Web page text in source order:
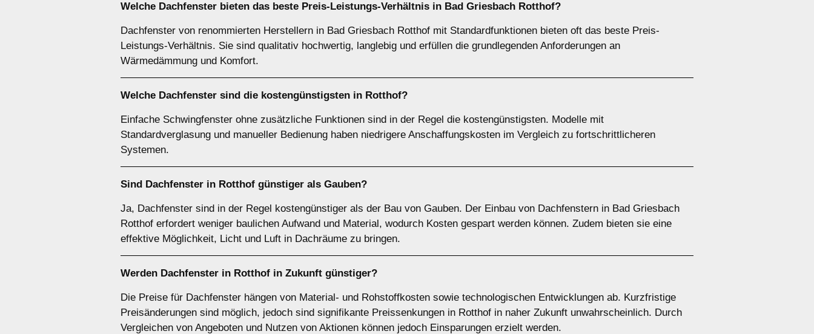
Welche Dachfenster bieten das beste Preis-Leistungs-Verhältnis in Bad Griesbach Rotthof?
Dachfenster von renommierten Herstellern in Bad Griesbach Rotthof mit Standardfunktionen bieten oft das beste Preis-
Leistungs-Verhältnis. Sie sind qualitativ hochwertig, langlebig und erfüllen die grundlegenden Anforderungen an
Wärmedämmung und Komfort.
Welche Dachfenster sind die kostengünstigsten in Rotthof?
Einfache Schwingfenster ohne zusätzliche Funktionen sind in der Regel die kostengünstigsten. Modelle mit
Standardverglasung und manueller Bedienung haben niedrigere Anschaffungskosten im Vergleich zu fortschrittlicheren
Systemen.
Sind Dachfenster in Rotthof günstiger als Gauben?
Ja, Dachfenster sind in der Regel kostengünstiger als der Bau von Gauben. Der Einbau von Dachfenstern in Bad Griesbach
Rotthof erfordert weniger baulichen Aufwand und Material, wodurch Kosten gespart werden können. Zudem bieten sie eine
effektive Möglichkeit, Licht und Luft in Dachräume zu bringen.
Werden Dachfenster in Rotthof in Zukunft günstiger?
Die Preise für Dachfenster hängen von Material- und Rohstoffkosten sowie technologischen Entwicklungen ab. Kurzfristige
Preisänderungen sind möglich, jedoch sind signifikante Preissenkungen in Rotthof in naher Zukunft unwahrscheinlich. Durch
Vergleichen von Angeboten und Nutzen von Aktionen können jedoch Einsparungen erzielt werden.